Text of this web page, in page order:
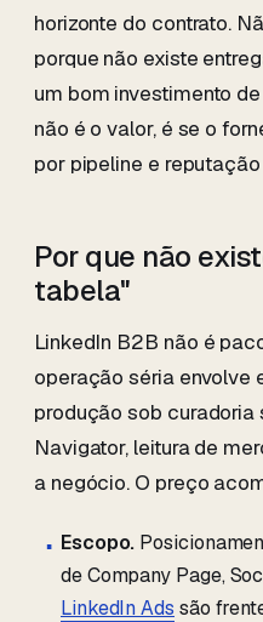
horizonte do contrato.
porque não existe
um bom investimento
não é o valor, é se o
por pipeline e
Por que não
tabela"
LinkedIn B2B não é
operação séria envolve
produção sob curadoria
Navigator, leitura de
a negócio. O preço
Escopo.
de Company Page,
LinkedIn Ads são